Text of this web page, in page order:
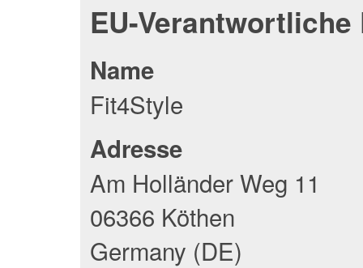
EU-Verantwortliche
Name
Fit4Style
Adresse
Am Holländer Weg 11
06366 Köthen
Germany (DE)